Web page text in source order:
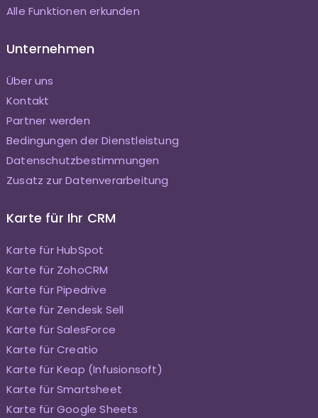
Alle Funktionen erkunden
Unternehmen
Über uns
Kontakt
Partner werden
Bedingungen der Dienstleistung
Datenschutzbestimmungen
Zusatz zur Datenverarbeitung
Karte für Ihr CRM
Karte für HubSpot
Karte für ZohoCRM
Karte für Pipedrive
Karte für Zendesk Sell
Karte für SalesForce
Karte für Creatio
Karte für Keap (Infusionsoft)
Karte für Smartsheet
Karte für Google Sheets